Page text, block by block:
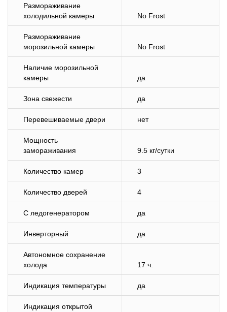
Размораживание
холодильной камеры
No Frost
Размораживание
морозильной камеры
No Frost
Наличие морозильной
камеры
да
Зона свежести да
Перевешиваемые двери нет
Мощность
замораживания
9.5 кг/cутки
Количество камер 3
Количество дверей 4
С ледогенератором да
Инверторный да
Автономное сохранение
холода
17 ч.
Индикация температуры да
Индикация открытой